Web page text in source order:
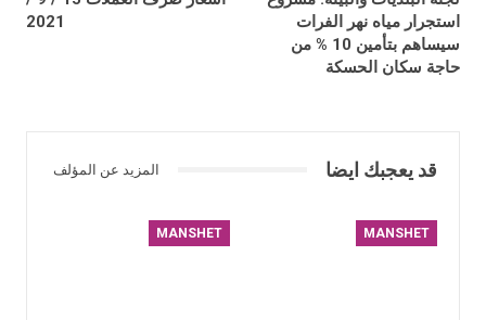
استجرار مياه نهر الفرات
سيساهم بتأمين 10 % من
حاجة سكان الحسكة
2021
قد يعجبك ايضا المزيد عن المؤلف
MANSHET
MANSHET